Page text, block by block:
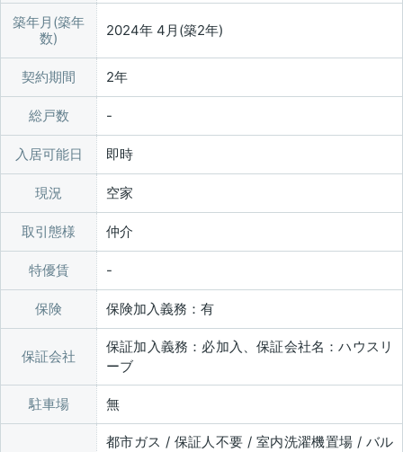
築年月(築年
数)
2024年 4月(築2年)
契約期間 2年
総戸数
入居可能日 即時
現況 空家
取引態様 仲介
特優賃
保険 保険加入義務：有
保証会社
保証加入義務：必加入、保証会社名：ハウスリ
ーブ
駐車場 無
都市ガス / 保証人不要 / 室内洗濯機置場 / バル